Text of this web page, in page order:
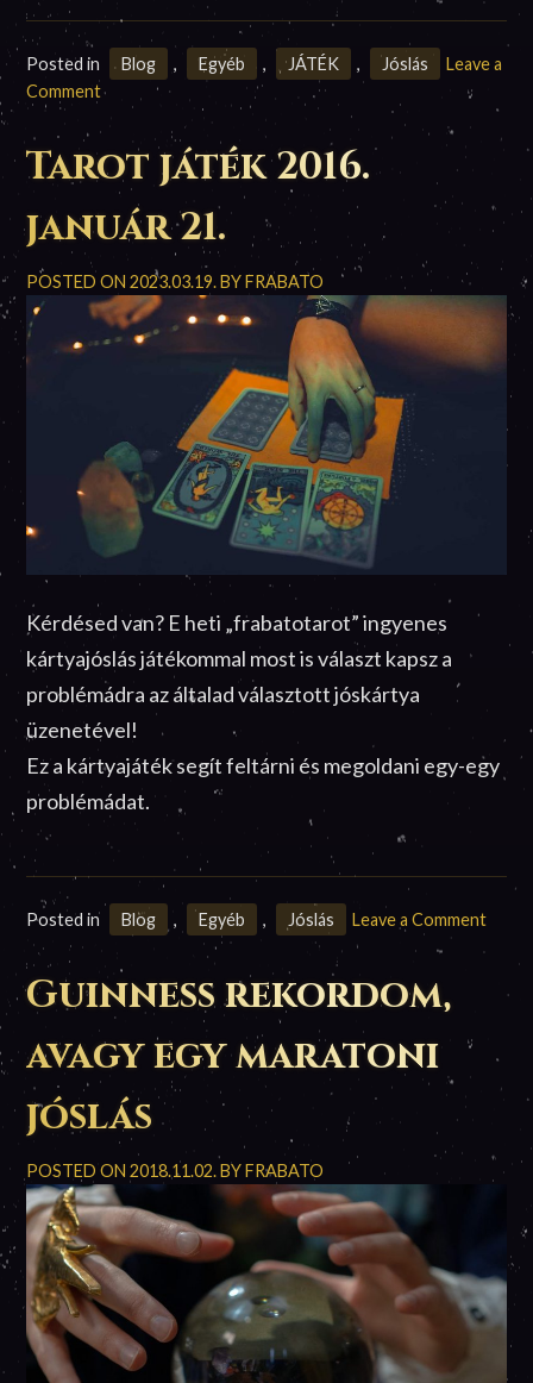
Posted in Blog , Egyéb , JÁTÉK , Jóslás
Leave a
Commenton
2015.
október
1.
Tarot játék 2016.
január 21.
POSTED ON2023.03.19.BYFRABATO
Kérdésed van? E heti „frabatotarot” ingyenes
kártyajóslás játékommal most is választ kapsz a
problémádra az általad választott jóskártya
üzenetével!
Ez a kártyajáték segít feltárni és megoldani egy-egy
problémádat.
Posted in Blog , Egyéb , Jóslás Leave a Commenton
2016.
21.
Guinness rekordom,
avagy egy maratoni
jóslás
POSTED ON2018.11.02.BYFRABATO